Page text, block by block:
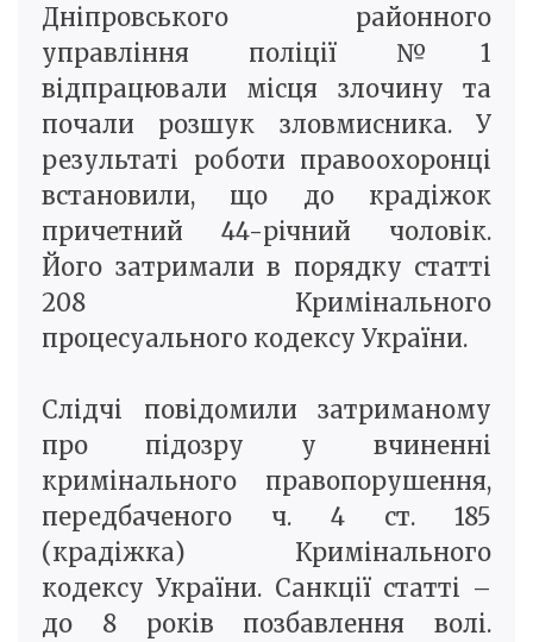
Дніпровського районного
управління поліції №1
відпрацювали місця злочину та
почали розшук зловмисника. У
результаті роботи правоохоронці
встановили, що до крадіжок
причетний 44-річний чоловік.
Його затримали в порядку статті
208 Кримінального
процесуального кодексу України.
Слідчі повідомили затриманому
про підозру у вчиненні
кримінального правопорушення,
передбаченого ч. 4 ст. 185
(крадіжка) Кримінального
кодексу України. Санкції статті –
до 8 років позбавлення волі.